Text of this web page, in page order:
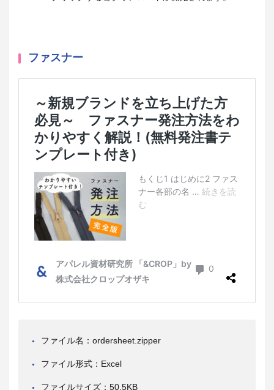
ファスナー
ファイル名：ordersheet.zipper
ファイル形式：Excel
ファイルサイズ：50.5KB